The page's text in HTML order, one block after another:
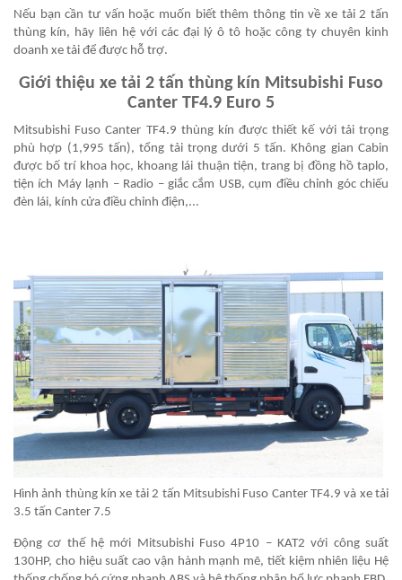
Nếu bạn cần tư vấn hoặc muốn biết thêm thông tin về xe tải 2 tấn
thùng kín, hãy liên hệ với các đại lý ô tô hoặc công ty chuyên kinh
doanh xe tải để được hỗ trợ.
Giới thiệu xe tải 2 tấn thùng kín Mitsubishi Fuso
Canter TF4.9 Euro 5
Mitsubishi Fuso Canter TF4.9 thùng kín được thiết kế với tải trọng
phù hợp (1,995 tấn), tổng tải trọng dưới 5 tấn. Không gian Cabin
được bố trí khoa học, khoang lái thuận tiện, trang bị đồng hồ taplo,
tiện ích Máy lạnh – Radio – giắc cắm USB, cụm điều chỉnh góc chiếu
đèn lái, kính cửa điều chỉnh điện,...
Hình ảnh thùng kín xe tải 2 tấn Mitsubishi Fuso Canter TF4.9 và xe tải
3.5 tấn Canter 7.5
Động cơ thế hệ mới Mitsubishi Fuso 4P10 – KAT2 với công suất
130HP, cho hiệu suất cao vận hành mạnh mẽ, tiết kiệm nhiên liệu Hệ